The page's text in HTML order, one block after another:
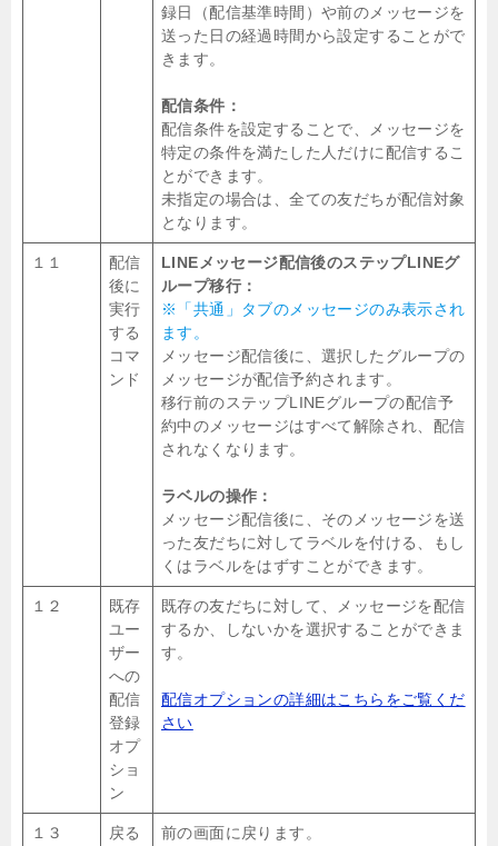
録日（配信基準時間）や前のメッセージを
送った日の経過時間から設定することがで
きます。
配信条件：
配信条件を設定することで、メッセージを
特定の条件を満たした人だけに配信するこ
とができます。
未指定の場合は、全ての友だちが配信対象
となります。
１１
配信
後に
実行
する
コマ
ンド
LINEメッセージ配信後のステップLINEグ
ループ移行：
※「共通」タブのメッセージのみ表示され
ます。
メッセージ配信後に、選択したグループの
メッセージが配信予約されます。
移行前のステップLINEグループの配信予
約中のメッセージはすべて解除され、配信
されなくなります。
ラベルの操作：
メッセージ配信後に、そのメッセージを送
った友だちに対してラベルを付ける、もし
くはラベルをはずすことができます。
１２
既存
ユー
ザー
への
配信
登録
オプ
ショ
ン
既存の友だちに対して、メッセージを配信
するか、しないかを選択することができま
す。
配信オプションの詳細はこちらをご覧くだ
さい
１３ 戻る
前の画面に戻ります。